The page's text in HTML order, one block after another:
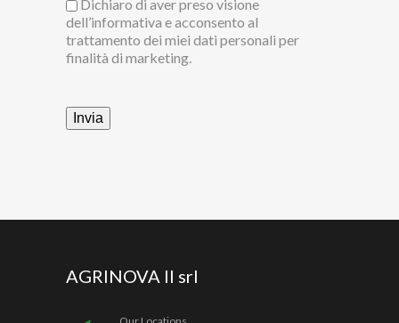
Dichiaro di aver preso visione
dell’informativa e acconsento al
trattamento dei miei dati personali per
finalità di marketing.
AGRINOVA II srl